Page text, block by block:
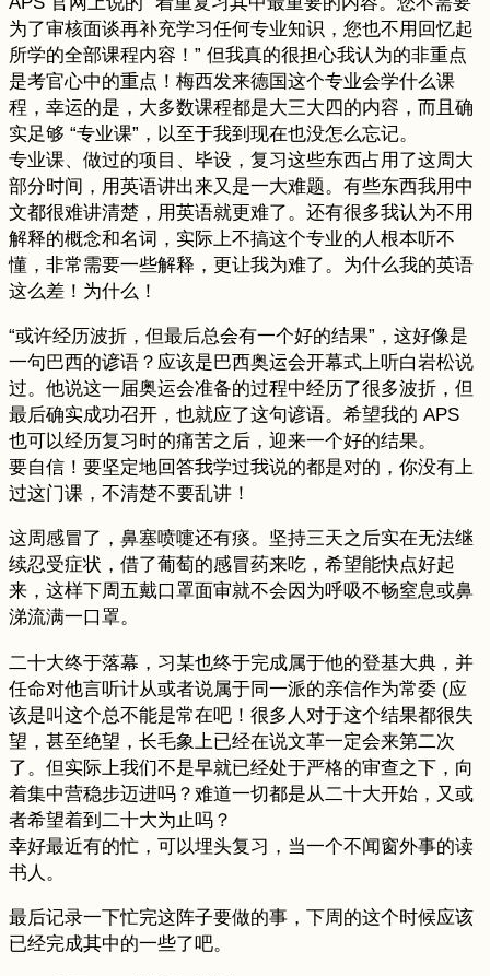
为了审核面谈再补充学习任何专业知识，您也不用回忆起
所学的全部课程内容！” 但我真的很担心我认为的非重点
是考官心中的重点！梅西发来德国这个专业会学什么课
程，幸运的是，大多数课程都是大三大四的内容，而且确
实足够 “专业课”，以至于我到现在也没怎么忘记。
专业课、做过的项目、毕设，复习这些东西占用了这周大
部分时间，用英语讲出来又是一大难题。有些东西我用中
文都很难讲清楚，用英语就更难了。还有很多我认为不用
解释的概念和名词，实际上不搞这个专业的人根本听不
懂，非常需要一些解释，更让我为难了。为什么我的英语
这么差！为什么！
“或许经历波折，但最后总会有一个好的结果”，这好像是
一句巴西的谚语？应该是巴西奥运会开幕式上听白岩松说
过。他说这一届奥运会准备的过程中经历了很多波折，但
最后确实成功召开，也就应了这句谚语。希望我的 APS
也可以经历复习时的痛苦之后，迎来一个好的结果。
要自信！要坚定地回答我学过我说的都是对的，你没有上
过这门课，不清楚不要乱讲！
这周感冒了，鼻塞喷嚏还有痰。坚持三天之后实在无法继
续忍受症状，借了葡萄的感冒药来吃，希望能快点好起
来，这样下周五戴口罩面审就不会因为呼吸不畅窒息或鼻
涕流满一口罩。
二十大终于落幕，习某也终于完成属于他的登基大典，并
任命对他言听计从或者说属于同一派的亲信作为常委 (应
该是叫这个总不能是常在吧！很多人对于这个结果都很失
望，甚至绝望，长毛象上已经在说文革一定会来第二次
了。但实际上我们不是早就已经处于严格的审查之下，向
着集中营稳步迈进吗？难道一切都是从二十大开始，又或
者希望着到二十大为止吗？
幸好最近有的忙，可以埋头复习，当一个不闻窗外事的读
书人。
最后记录一下忙完这阵子要做的事，下周的这个时候应该
已经完成其中的一些了吧。